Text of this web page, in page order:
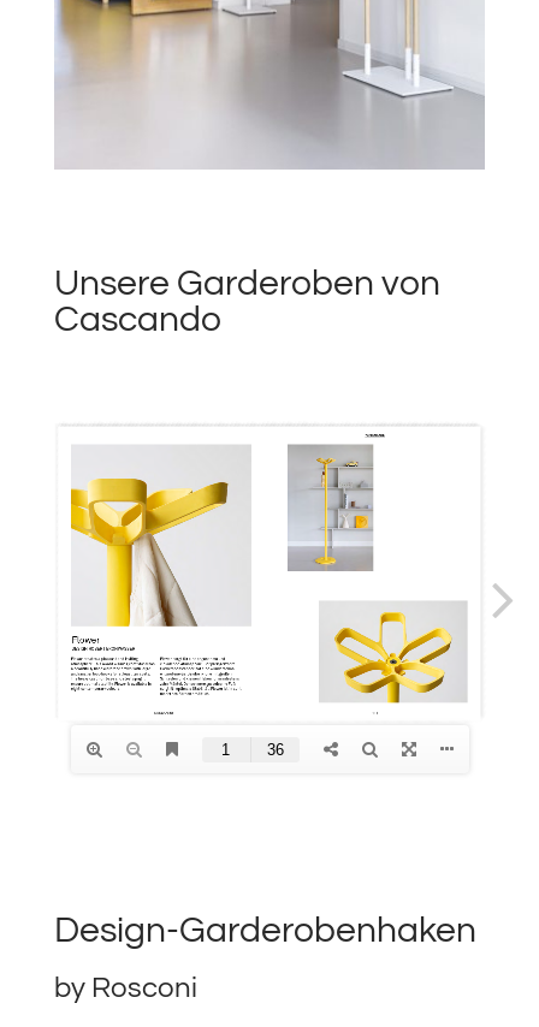
Unsere Garderoben von
Cascando
Design-Garderobenhaken
by Rosconi